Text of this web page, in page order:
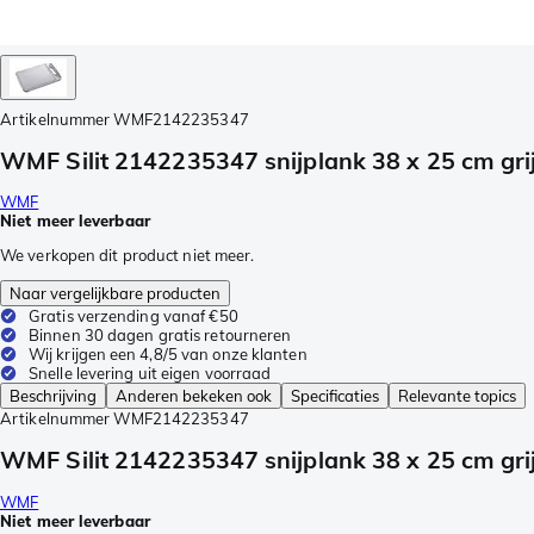
Artikelnummer WMF2142235347
WMF Silit 2142235347 snijplank 38 x 25 cm
WMF
Niet meer leverbaar
We verkopen dit product niet meer.
Naar vergelijkbare producten
Gratis verzending vanaf €50
Binnen 30 dagen gratis retourneren
Wij krijgen een 4,8/5 van onze klanten
Snelle levering uit eigen voorraad
Beschrijving
Anderen bekeken ook Specificaties
Relevante topics
Artikelnummer WMF2142235347
WMF Silit 2142235347 snijplank 38 x 25 cm
WMF
Niet meer leverbaar